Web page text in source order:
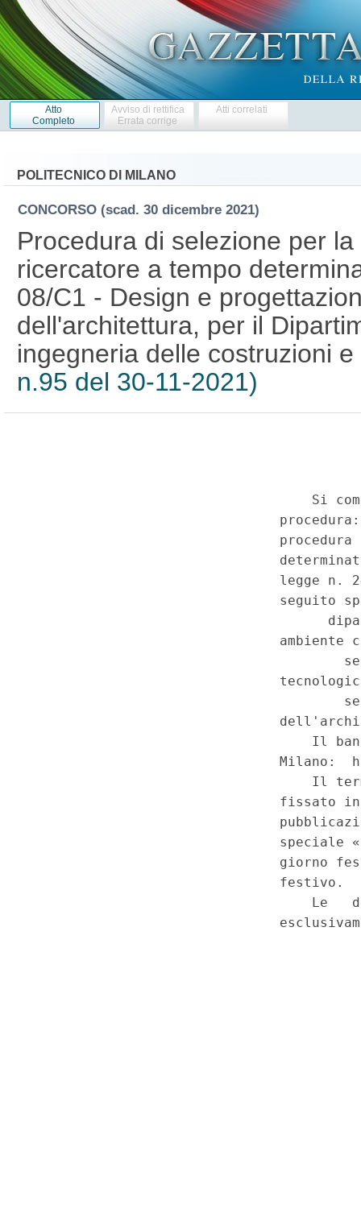
Atto
Completo
Avviso di rettifica
Errata corrige
Atti correlati
POLITECNICO DI MILANO
CONCORSO (scad. 30 dicembre 2021)
Procedura di selezione per
ricercatore a tempo
08/C1 - Design e
dell'architettura, per il
ingegneria delle costruzioni
n.95 del 30-11-2021)